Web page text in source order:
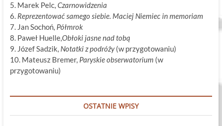
5. Marek Pelc,Czarnowidzenia
6. Reprezentować samego siebie. Maciej Niemiec in memoriam
7. Jan Sochoń, Półmrok
8. Paweł Huelle,Obłoki jasne nad tobą
9. Józef Sadzik, Notatki z podróży(w przygotowaniu)
10. Mateusz Bremer, Paryskie obserwatorium (w
przygotowaniu)
OSTATNIE WPISY